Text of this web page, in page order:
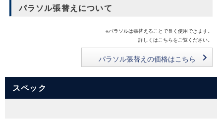
パラソル張替えについて
※パラソルは張替えることで長く使用できます。
詳しくはこちらをご覧ください。
パラソル張替えの価格はこちら
スペック